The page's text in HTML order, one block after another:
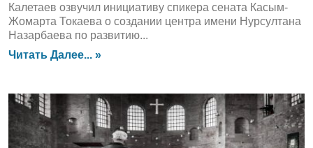
Калетаев озвучил инициативу спикера сената Касым-
Жомарта Токаева о создании центра имени Нурсултана
Назарбаева по развитию...
Читать Далее... »
ЛЕНТА НОВОСТЕЙ